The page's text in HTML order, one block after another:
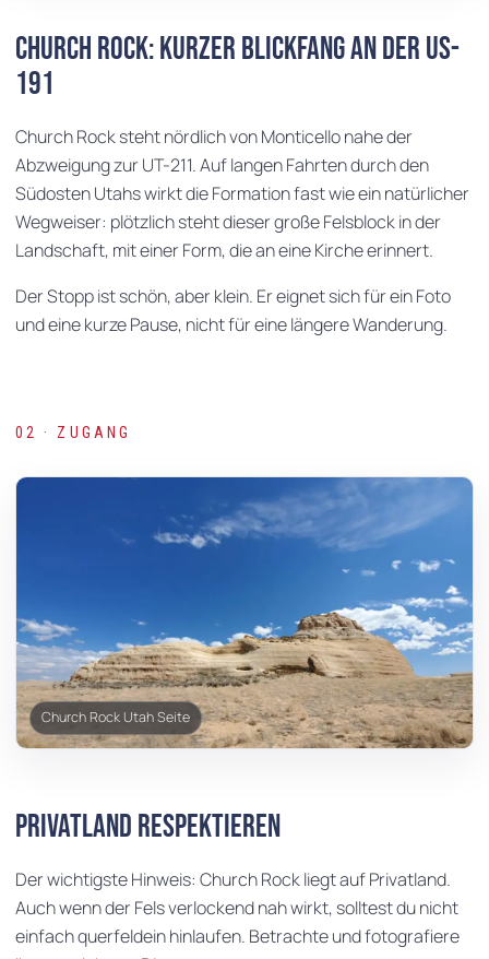
Church Rock: kurzer Blickfang an der US-
191
Church Rock steht nördlich von Monticello nahe der
Abzweigung zur UT-211. Auf langen Fahrten durch den
Südosten Utahs wirkt die Formation fast wie ein natürlicher
Wegweiser: plötzlich steht dieser große Felsblock in der
Landschaft, mit einer Form, die an eine Kirche erinnert.
Der Stopp ist schön, aber klein. Er eignet sich für ein Foto
und eine kurze Pause, nicht für eine längere Wanderung.
02 · ZUGANG
Church Rock Utah Seite
Privatland respektieren
Der wichtigste Hinweis: Church Rock liegt auf Privatland.
Auch wenn der Fels verlockend nah wirkt, solltest du nicht
einfach querfeldein hinlaufen. Betrachte und fotografiere